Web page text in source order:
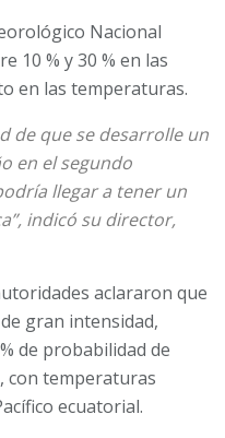
Nacional
10 % y 30 % en las
en las temperaturas.
de que se desarrolle un
en el segundo
llegar a tener un
indicó su director,
aclararon que
gran intensidad,
de probabilidad de
con temperaturas
ecuatorial.